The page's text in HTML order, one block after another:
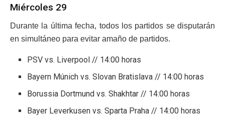
Miércoles 29
Durante la última fecha, todos los partidos se disputarán
en simultáneo para evitar amaño de partidos.
PSV vs. Liverpool // 14:00 horas
Bayern Múnich vs. Slovan Bratislava // 14:00 horas
Borussia Dortmund vs. Shakhtar // 14:00 horas
Bayer Leverkusen vs. Sparta Praha // 14:00 horas